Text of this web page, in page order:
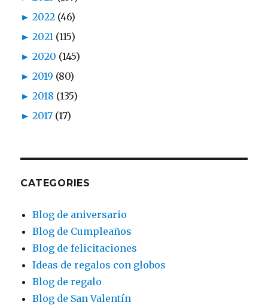
► 2022 (46)
► 2021 (115)
► 2020 (145)
► 2019 (80)
► 2018 (135)
► 2017 (17)
CATEGORIES
Blog de aniversario
Blog de Cumpleaños
Blog de felicitaciones
Ideas de regalos con globos
Blog de regalo
Blog de San Valentín